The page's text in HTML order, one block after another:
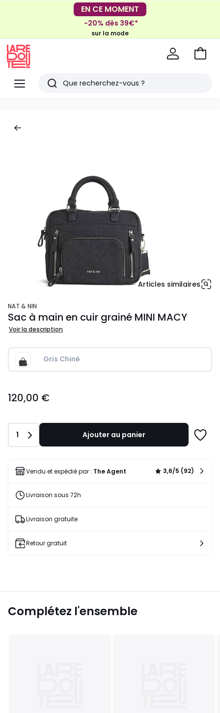
EN CE MOMENT
-20% dès 39€*
sur la mode
Livraison en Locker Mondial Relay
pour vos petits articles
Menu
Redoute
Rechercher
Voir
Articles similaires
NAT & NIN
Sac à main en cuir grainé MINI MACY
Voir la description
Gris Chiné
€.
120,00 €
Quantité
1 Ajouter au panier
liste
Vendu et expédié par : The Agent 3,6/5 (92)
Livraison sous 72h
Livraison gratuite
Retour gratuit
Complétez l'ensemble